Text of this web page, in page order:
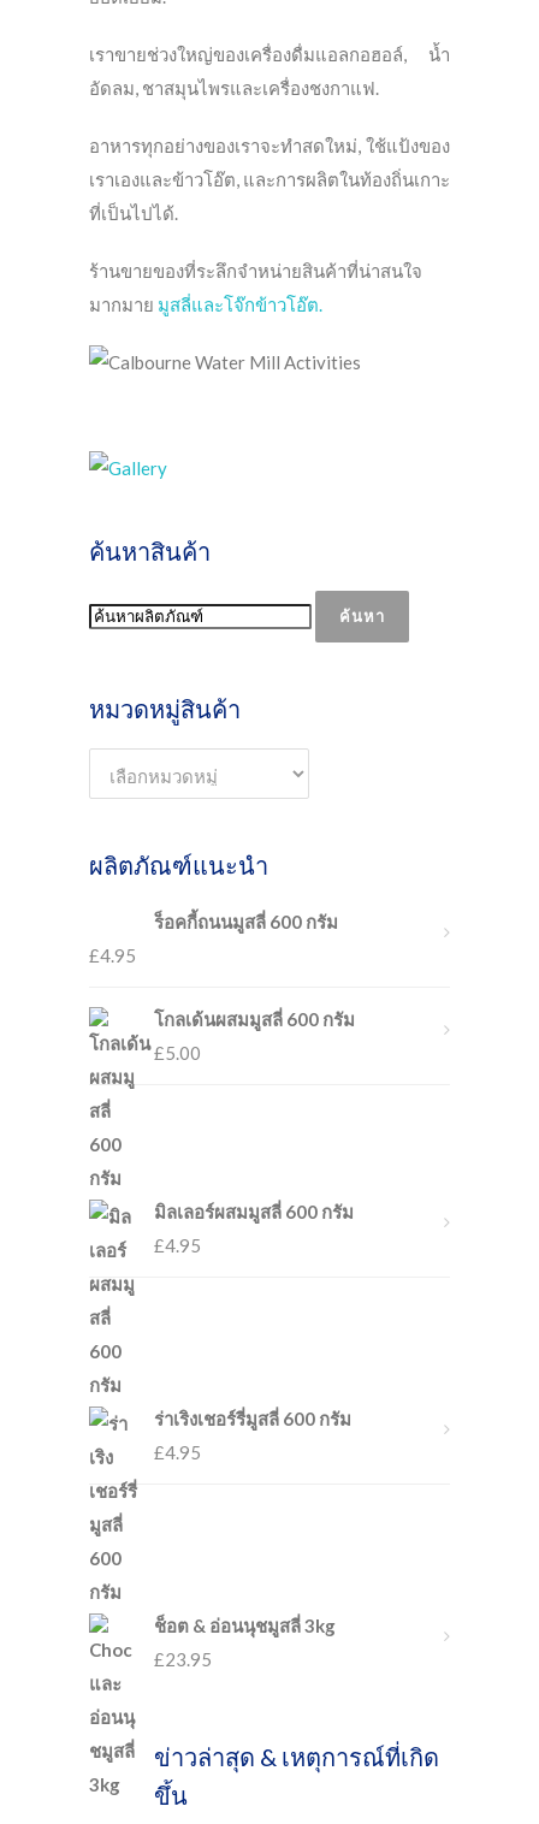
เราขายช่วงใหญ่ของเครื่องดื่มแอลกอฮอล์, น้ำ
อัดลม, ชาสมุนไพรและเครื่องชงกาแฟ.
อาหารทุกอย่างของเราจะทำสดใหม่, ใช้แป้งของ
เราเองและข้าวโอ๊ต, และการผลิตในท้องถิ่นเกาะ
ที่เป็นไปได้.
ร้านขายของที่ระลึกจำหน่ายสินค้าที่น่าสนใจ
มากมาย มูสลี่และโจ๊กข้าวโอ๊ต.
ค้นหาสินค้า
ค้นหา
หมวดหมู่สินค้า
ผลิตภัณฑ์แนะนำ
ร็อคกี้ถนนมูสลี่ 600 กรัม
£4.95
โกลเด้นผสมมูสลี่ 600 กรัม
£5.00
มิลเลอร์ผสมมูสลี่ 600 กรัม
£4.95
ร่าเริงเชอร์รี่มูสลี่ 600 กรัม
£4.95
ช็อต & อ่อนนุชมูสลี่ 3kg
£23.95
ข่าวล่าสุด & เหตุการณ์ที่เกิด
ขึ้น